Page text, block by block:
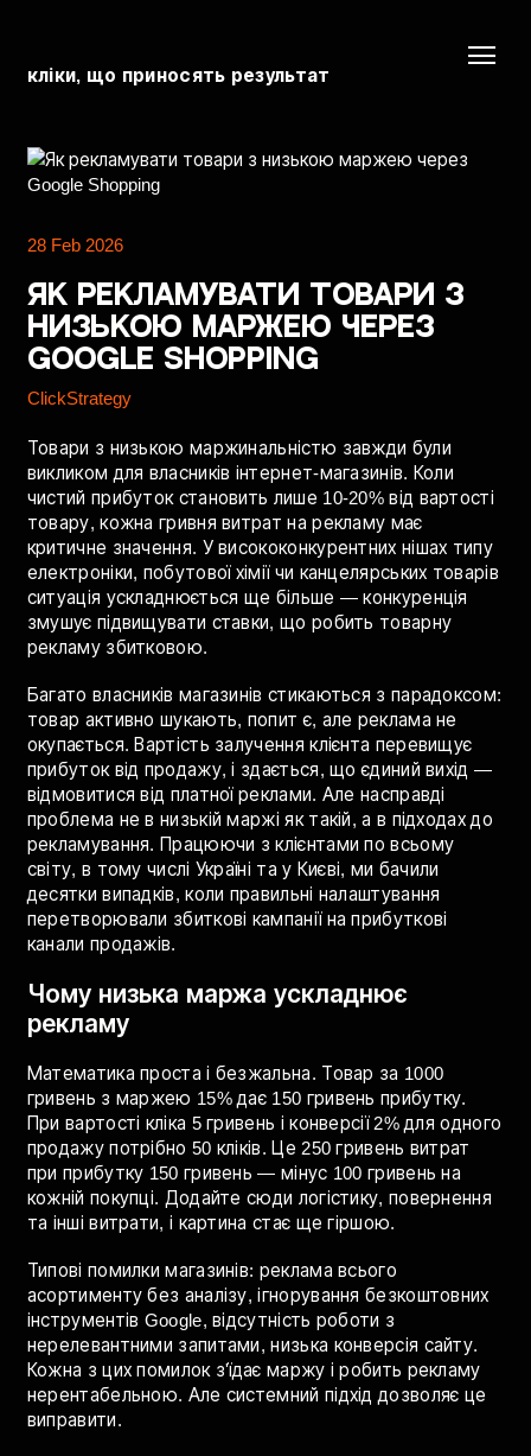
кліки, що приносять результат
28 Feb 2026
Як рекламувати товари з
низькою маржею через
Google Shopping
Товари з низькою маржинальністю завжди були
викликом для власників інтернет-магазинів. Коли
чистий прибуток становить лише 10-20% від вартості
товару, кожна гривня витрат на рекламу має
критичне значення. У висококонкурентних нішах типу
електроніки, побутової хімії чи канцелярських товарів
ситуація ускладнюється ще більше — конкуренція
змушує підвищувати ставки, що робить товарну
Багато власників магазинів стикаються з парадоксом:
товар активно шукають, попит є, але реклама не
окупається. Вартість залучення клієнта перевищує
прибуток від продажу, і здається, що єдиний вихід —
відмовитися від платної реклами. Але насправді
проблема не в низькій маржі як такій, а в підходах до
рекламування. Працюючи з клієнтами по всьому
світу, в тому числі Україні та у Києві, ми бачили
десятки випадків, коли правильні налаштування
канали продажів.
Чому низька маржа ускладнює
рекламу
Математика проста і безжальна. Товар за 1000
гривень з маржею 15% дає 150 гривень прибутку.
При вартості кліка 5 гривень і конверсії 2% для одного
продажу потрібно 50 кліків. Це 250 гривень витрат
при прибутку 150 гривень — мінус 100 гривень на
кожній покупці. Додайте сюди логістику, повернення
та інші витрати, і картина стає ще гіршою.
Типові помилки магазинів: реклама всього
асортименту без аналізу, ігнорування безкоштовних
інструментів Google, відсутність роботи з
нерелевантними запитами, низька конверсія сайту.